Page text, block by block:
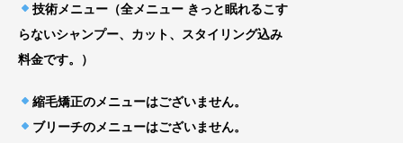
技術メニュー（全メニュー きっと眠れるこす
らないシャンプー、カット、スタイリング込み
料金です。）
縮毛矯正のメニューはございません。
ブリーチのメニューはございません。